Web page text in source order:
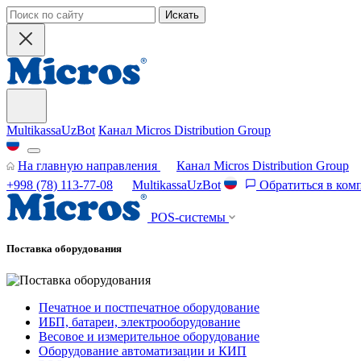
Искать
MultikassaUzBot Канал Micros Distribution Group
На главную направления
Канал Micros Distribution Group
+998 (78) 113-77-08
MultikassaUzBot Обратиться в
POS-системы
Поставка оборудования
Печатное и постпечатное оборудование
ИБП, батареи, электрооборудование
Весовое и измерительное оборудование
Оборудование автоматизации и КИП